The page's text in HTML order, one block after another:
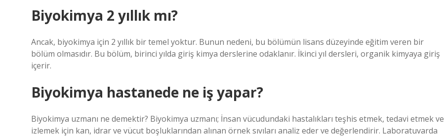
Biyokimya 2 yıllık mı?
Ancak, biyokimya için 2 yıllık bir temel yoktur. Bunun nedeni, bu bölümün lisans düzeyinde eğitim veren bir
bölüm olmasıdır. Bu bölüm, birinci yılda giriş kimya derslerine odaklanır. İkinci yıl dersleri, organik kimyaya giriş
içerir.
Biyokimya hastanede ne iş yapar?
Biyokimya uzmanı ne demektir? Biyokimya uzmanı; İnsan vücudundaki hastalıkları teşhis etmek, tedavi etmek ve
izlemek için kan, idrar ve vücut boşluklarından alınan örnek sıvıları analiz eder ve değerlendirir. Laboratuvarda